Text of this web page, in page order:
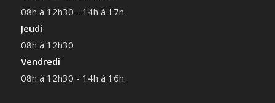
08h à 12h30 - 14h à 17h
Jeudi
08h à 12h30
Vendredi
08h à 12h30 - 14h à 16h